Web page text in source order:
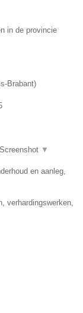
in de provincie
Brabant)
Screenshot ▼
en aanleg,
verhardingswerken,